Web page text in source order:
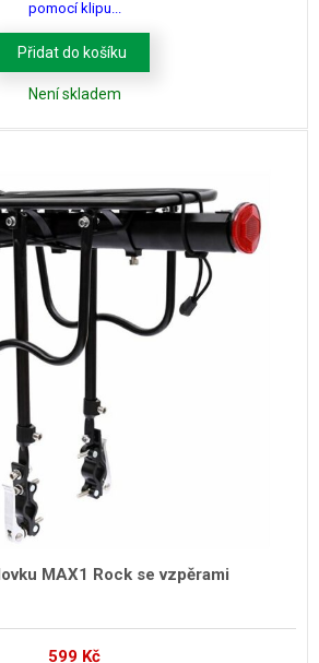
pomocí klipu...
Přidat do košíku
Není skladem
MAX1 Rock se vzpěrami
599 Kč